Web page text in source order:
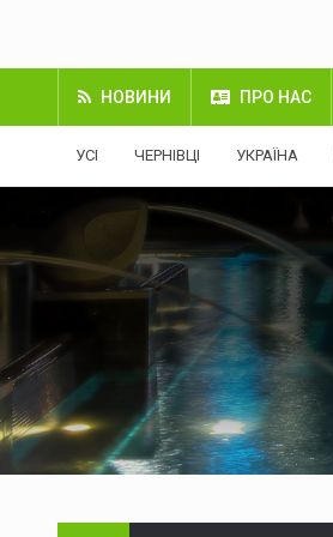
НОВИНИ ПРО НАС
УСІ ЧЕРНІВЦІ УКРАЇНА